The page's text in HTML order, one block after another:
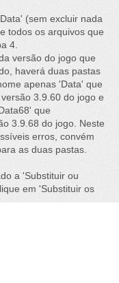
(sem excluir nada
todos os arquivos que
4.
versão do jogo que
haverá duas pastas
apenas 'Data' que
3.9.60 do jogo e
que
3.9.68 do jogo. Neste
erros, convém
as duas pastas.
a 'Substituir ou
em 'Substituir os